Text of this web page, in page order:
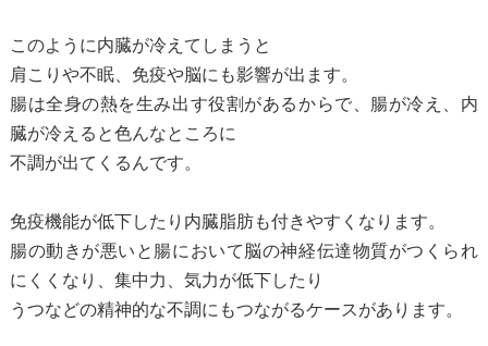
このように内臓が冷えてしまうと
肩こりや不眠、免疫や脳にも影響が出ます。
腸は全身の熱を生み出す役割があるからで、腸が冷え、内
臓が冷えると色んなところに
不調が出てくるんです。
免疫機能が低下したり内臓脂肪も付きやすくなります。
腸の動きが悪いと腸において脳の神経伝達物質がつくられ
にくくなり、集中力、気力が低下したり
うつなどの精神的な不調にもつながるケースがあります。